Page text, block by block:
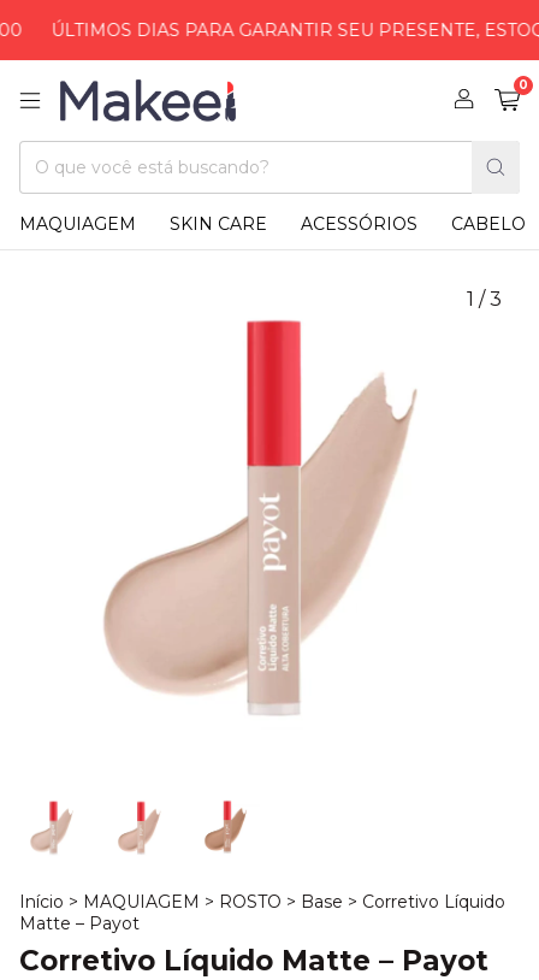
ÚLTIMOS DIAS PARA GARANTIR SEU PRESENTE, ESTOQUE
0
MAQUIAGEM SKIN CARE ACESSÓRIOS CABELO
1 /3
Início > MAQUIAGEM > ROSTO > Base > Corretivo Líquido
Matte – Payot
Corretivo Líquido Matte – Payot